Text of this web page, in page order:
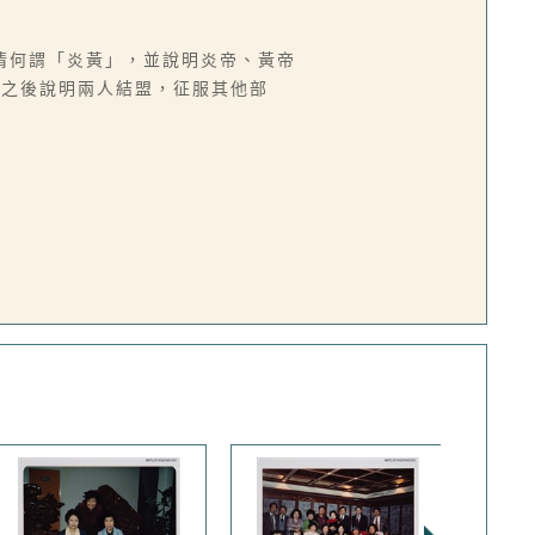
謂「炎黃」，並說明炎帝、黃帝
後說明兩人結盟，征服其他部